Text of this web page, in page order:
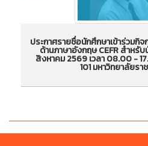
ประกาศรายชื่อนักศึกษาเข้า
สร้างทักษะด้านภาษาอังกฤ
วันที่อบรม 8 - 9 สิงหาคม
ประกาศรายชื่อนักศึกษาเข้าร่วมกิ
ด้านภาษาอังกฤษ CEFR สำหรั
สิงหาคม 2569 เวลา 08.00 -
101 มหาวิทยาลัยร